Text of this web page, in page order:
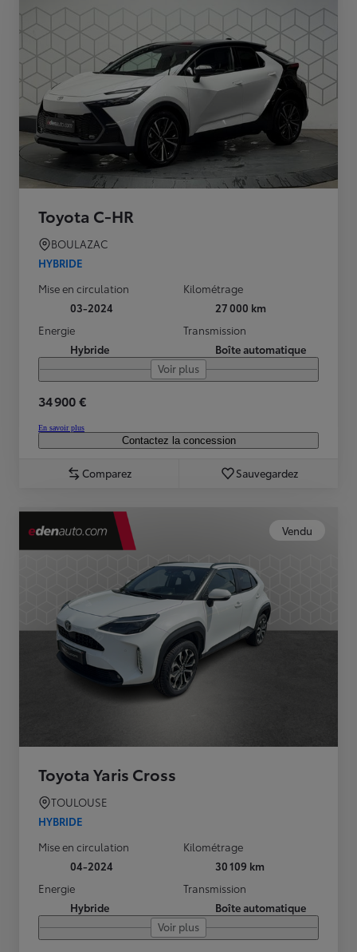
Toyota C-HR
BOULAZAC
HYBRIDE
Mise en circulation
03-2024
Kilométrage
27 000 km
Energie
Hybride
Transmission
Boîte automatique
Voir plus
34 900 €
En savoir plus
Contactez la concession
Comparez Sauvegardez
Vendu
Toyota Yaris Cross
TOULOUSE
HYBRIDE
Mise en circulation
04-2024
Kilométrage
30 109 km
Energie
Hybride
Transmission
Boîte automatique
Voir plus